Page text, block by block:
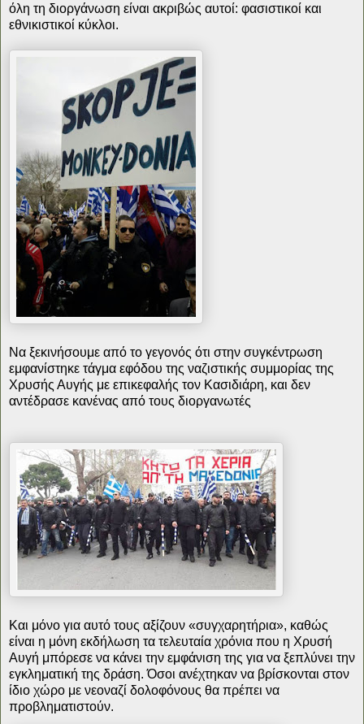
όλη τη διοργάνωση είναι ακριβώς αυτοί: φασιστικοί και
εθνικιστικοί κύκλοι.
Να ξεκινήσουμε από το γεγονός ότι στην συγκέντρωση
εμφανίστηκε τάγμα εφόδου της ναζιστικής συμμορίας της
Χρυσής Αυγής με επικεφαλής τον Κασιδιάρη, και δεν
αντέδρασε κανένας από τους διοργανωτές
Και μόνο για αυτό τους αξίζουν «συγχαρητήρια», καθώς
είναι η μόνη εκδήλωση τα τελευταία χρόνια που η Χρυσή
Αυγή μπόρεσε να κάνει την εμφάνιση της για να ξεπλύνει την
εγκληματική της δράση. Όσοι ανέχτηκαν να βρίσκονται στον
ίδιο χώρο με νεοναζί δολοφόνους θα πρέπει να
προβληματιστούν.